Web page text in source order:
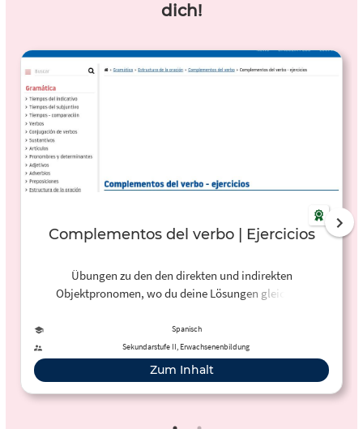
dich!
Complementos del verbo | Ejercicios
Übungen zu den den direkten und indirekten
Objektpronomen, wo du deine Lösungen gleich im
Spanisch
Sekundarstufe II, Erwachsenenbildung
Zum Inhalt